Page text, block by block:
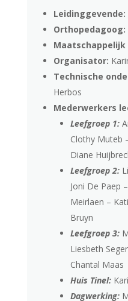
Leidinggevende:
Orthopedagoog:
Maatschappelijk
Organisator:
Technische
Herbos
Mederwerkers
Leefgroep 1:
Clothy Muteb
Diane
Leefgroep 2:
Joni De Paep
Meirlaen –
Bruyn
Leefgroep 3:
Liesbeth
Chantal Maas
Huis Tinel:
Dagwerking: